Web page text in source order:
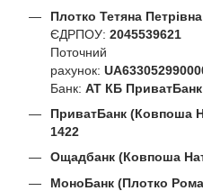
Плотко Тетяна Петрівна
ЄДРПОУ: 2045539621
Поточний
рахунок:
Банк: АТ КБ ПриватБанк
ПриватБанк (Ковпоша
1422
Ощадбанк (Ковпоша
МоноБанк (Плотко